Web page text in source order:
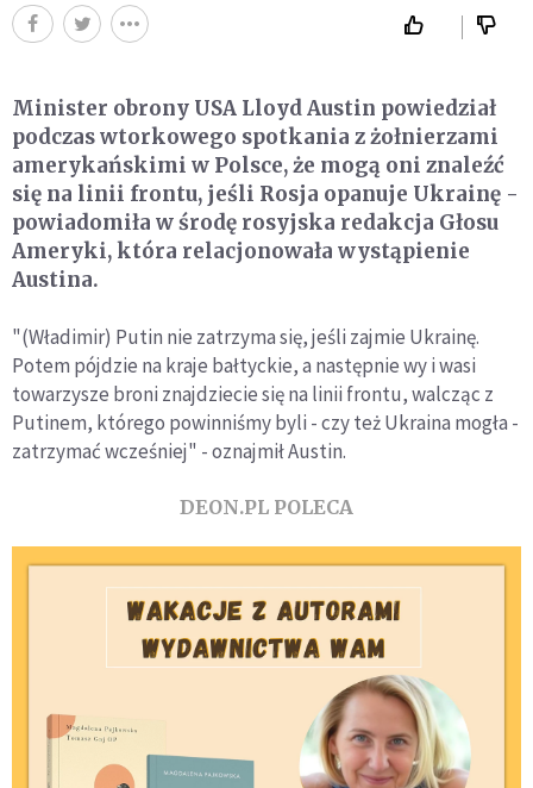
Minister obrony USA Lloyd Austin powiedział
podczas wtorkowego spotkania z żołnierzami
amerykańskimi w Polsce, że mogą oni znaleźć
się na linii frontu, jeśli Rosja opanuje Ukrainę -
powiadomiła w środę rosyjska redakcja Głosu
Ameryki, która relacjonowała wystąpienie
Austina.
"(Władimir) Putin nie zatrzyma się, jeśli zajmie Ukrainę.
Potem pójdzie na kraje bałtyckie, a następnie wy i wasi
towarzysze broni znajdziecie się na linii frontu, walcząc z
Putinem, którego powinniśmy byli - czy też Ukraina mogła -
zatrzymać wcześniej" - oznajmił Austin.
DEON.PL POLECA